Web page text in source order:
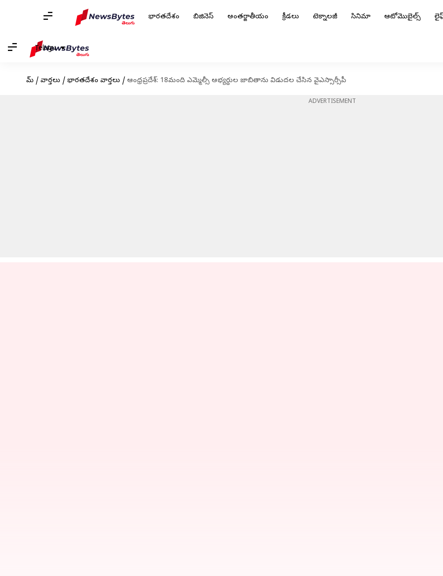
భారతదేశం బిజినెస్ అంతర్జాతీయం క్రీడలు టెక్నాలజీ సినిమా ఆటోమొబైల్స్
Telugu
హోమ్ / వార్తలు / భారతదేశం వార్తలు / ఆంధ్రప్రదేశ్: 18మంది ఎమ్మెల్సీ అభ్యర్థుల జాబితాను విడుదల చేసిన వైఎస్సార్సీపీ
ADVERTISEMENT